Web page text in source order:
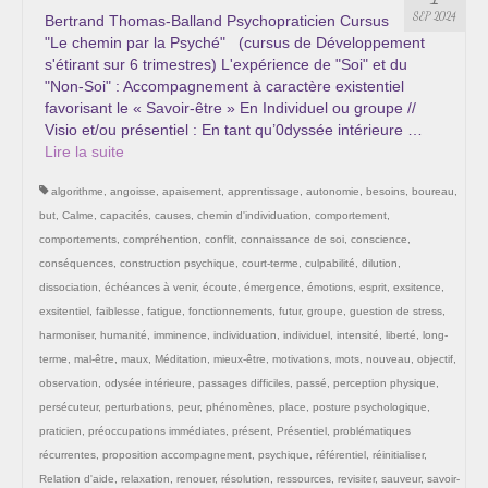
Les Onctions Sacrées -La Magdaléenne –
Nadine-Sarah Penna
Qui suis je ?
Mon cursus d’évolution vers une femme plus
consciente
Témoignages
Calendrier
Initiation à la sophrologie « offerte »
Sophro-Méditation tous les lundis soir en visio
Cursus « Le chemin par la psyché »
Prendre contact
Bertrand Thomas, Psychopraticien
SEP 2024
Bertrand Thomas-Balland Psychopraticien Cursus
"Le chemin par la Psyché" (cursus de Développement
s'étirant sur 6 trimestres) L'expérience de "Soi" et du
"Non-Soi" : Accompagnement à caractère existentiel
favorisant le « Savoir-être » En Individuel ou groupe //
Visio et/ou présentiel : En tant qu’0dyssée intérieure …
Lire la suite­­
algorithme angoisse apaisement apprentissage autonomie besoins boureau
but Calme capacités causes chemin d'individuation comportement
comportements compréhention conflit connaissance de soi conscience
conséquences construction psychique court-terme culpabilité dilution
dissociation
échéances à venir, écoute émergence émotions esprit exsitence
exsitentiel faiblesse fatigue fonctionnements futur, groupe guestion de stress
harmoniser, humanité imminence individuation individuel intensité liberté
long-
terme
mal-être maux Méditation mieux-être motivations mots nouveau objectif
observation
odysée intérieure passages difficiles passé perception physique
persécuteur, perturbations peur, phénomènes place posture psychologique
praticien
préoccupations immédiates présent Présentiel problématiques
récurrentes proposition accompagnement psychique référentiel réinitialiser,
Relation d'aide
relaxation renouer, résolution ressources revisiter, sauveur, savoir-